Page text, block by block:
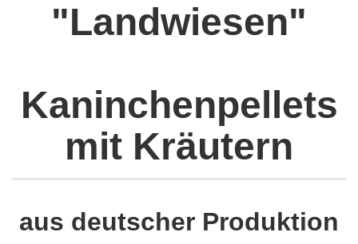
"Landwiesen"
Kaninchenpellets
mit Kräutern
aus deutscher Produktion